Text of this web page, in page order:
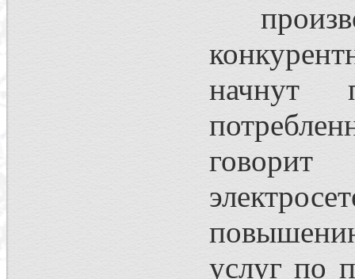
начнут
услуг по